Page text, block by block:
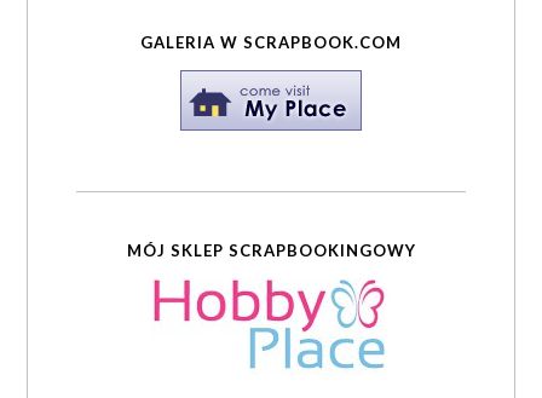
GALERIA W SCRAPBOOK.COM
MÓJ SKLEP SCRAPBOOKINGOWY